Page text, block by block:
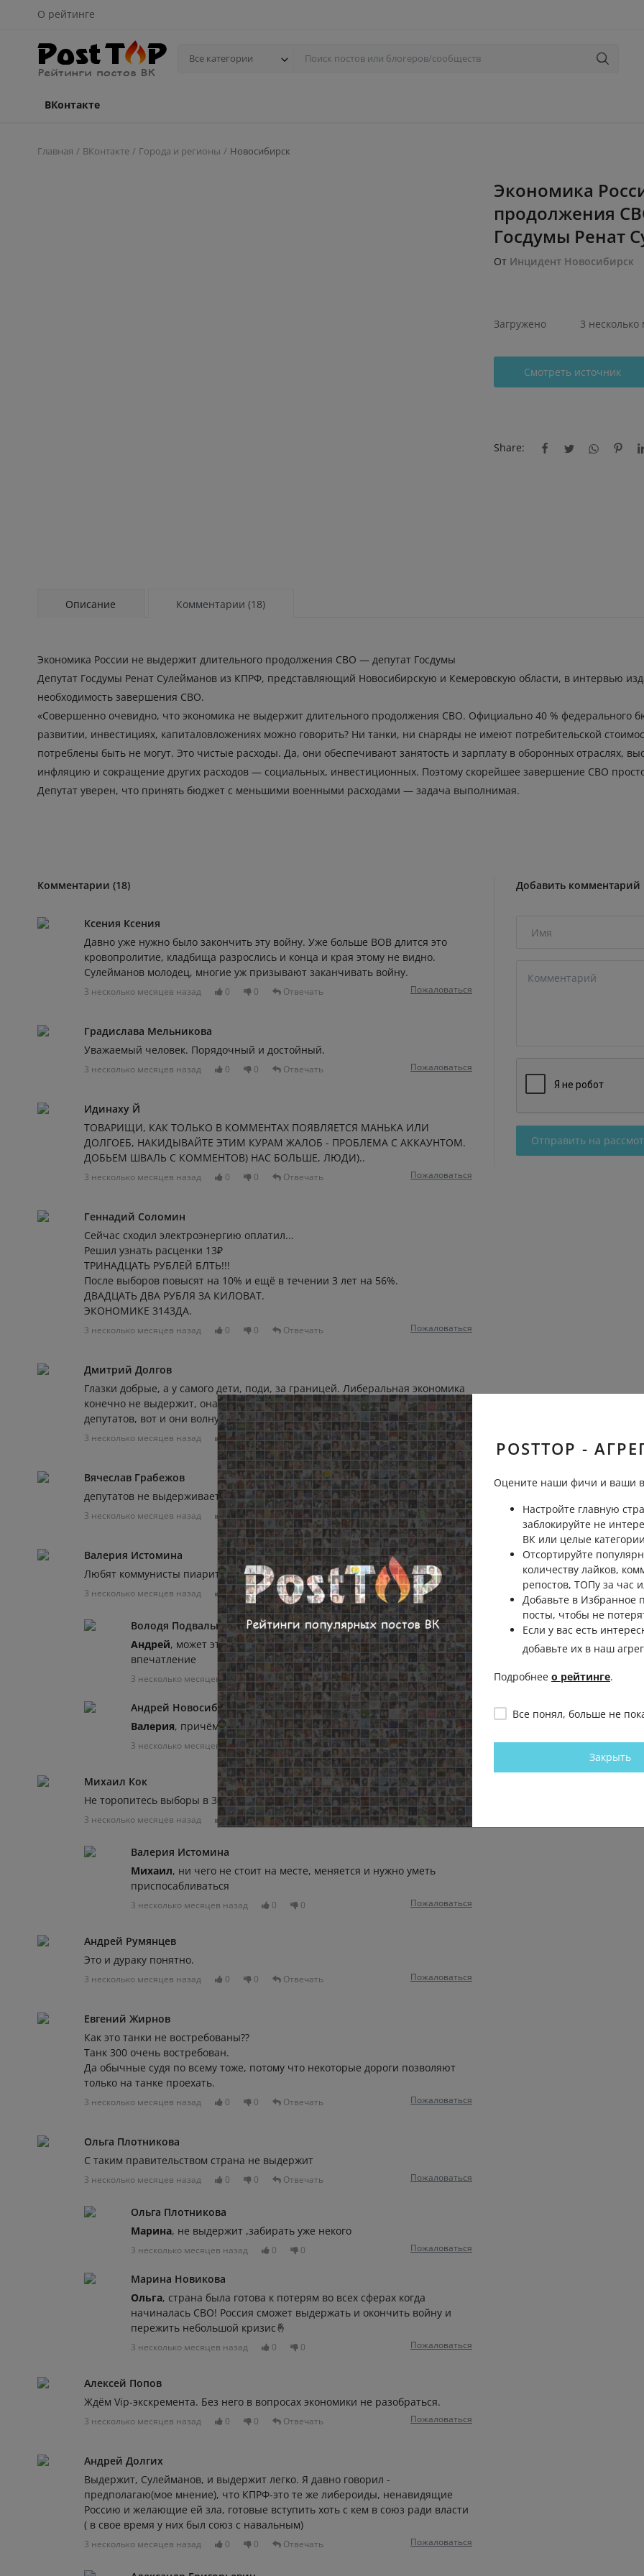
О рейтинге
Все категории
ВКонтакте
Главная ВКонтакте Города и регионы Новосибирск
Экономика
продолжения
Госдумы Ренат
От Инцидент Новосибирск
Загружено 3
Смотреть источник
Share:
Описание Комментарии (18)
Экономика России не выдержит длительного продолжения СВО — депутат Госдумы
Депутат Госдумы Ренат Сулейманов из КПРФ, представляющий Новосибирскую и Кемеровскую области, в интервью
необходимость завершения СВО.
«Совершенно очевидно, что экономика не выдержит длительного продолжения СВО. Официально 40 % федерального
развитии, инвестициях, капиталовложениях можно говорить? Ни танки, ни снаряды не имеют потребительской
потреблены быть не могут. Это чистые расходы. Да, они обеспечивают занятость и зарплату в оборонных отраслях,
инфляцию и сокращение других расходов — социальных, инвестиционных. Поэтому скорейшее завершение СВО
Депутат уверен, что принять бюджет с меньшими военными расходами — задача выполнимая.
Комментарии (18)
Ксения Ксения
Давно уже нужно было закончить эту войну. Уже больше ВОВ длится это
кровопролитие, кладбища разрослись и конца и края этому не видно.
Сулейманов молодец, многие уж призывают заканчивать войну.
3 несколько месяцев назад 0 0 Отвечать Пожаловаться
Градислава Мельникова
Уважаемый человек. Порядочный и достойный.
3 несколько месяцев назад 0 0 Отвечать Пожаловаться
Идинаху Й
ТОВАРИЩИ, КАК ТОЛЬКО В КОММЕНТАХ ПОЯВЛЯЕТСЯ МАНЬКА ИЛИ
ДОЛГОЕБ, НАКИДЫВАЙТЕ ЭТИМ КУРАМ ЖАЛОБ - ПРОБЛЕМА С АККАУНТОМ.
ДОБЬЕМ ШВАЛЬ С КОММЕНТОВ) НАС БОЛЬШЕ, ЛЮДИ)..
3 несколько месяцев назад 0 0 Отвечать Пожаловаться
Геннадий Соломин
Сейчас сходил электроэнергию оплатил...
Решил узнать расценки 13₽
ТРИНАДЦАТЬ РУБЛЕЙ БЛТЬ!!!
После выборов повысят на 10% и ещё в течении 3 лет на 56%.
ДВАДЦАТЬ ДВА РУБЛЯ ЗА КИЛОВАТ.
ЭКОНОМИКЕ 3143ДА.
3 несколько месяцев назад 0 0 Отвечать Пожаловаться
Дмитрий Долгов
Глазки добрые, а у самого дети, поди, за границей. Либеральная экономика
конечно не выдержит, она создавалась как сырьевая база для таких вот
депутатов, вот и они волнуются
3 несколько месяцев назад 0 0 Отвечать Пожаловаться
Вячеслав Грабежов
депутатов не выдерживает экономика России
3 несколько месяцев назад 0 0 Отвечать Пожаловаться
Валерия Истомина
Любят коммунисты пиариться на пустом месте или за чужой счет
3 несколько месяцев назад 0 0 Отвечать Пожаловаться
Володя Подвальный
Андрей, может это конкретно у тебя? Вот и создаётся ложное
впечатление
3 несколько месяцев назад 0 Пожаловаться
Андрей Новосибирск
Валерия, причём тут пиар, если экономика в... опе
3 несколько месяцев назад 0 0 Пожаловаться
Михаил Кок
Не торопитесь выборы в 30году, к ним ещё что нибудь прикрутят
3 несколько месяцев назад 0 0 Отвечать Пожаловаться
Валерия Истомина
Михаил, ни чего не стоит на месте, меняется и нужно уметь
приспосабливаться
3 несколько месяцев назад 0 0 Пожаловаться
Андрей Румянцев
Это и дураку понятно.
3 несколько месяцев назад 0 0 Отвечать Пожаловаться
Евгений Жирнов
Как это танки не востребованы??
Танк 300 очень востребован.
Да обычные судя по всему тоже, потому что некоторые дороги позволяют
только на танке проехать.
3 несколько месяцев назад 0 0 Отвечать Пожаловаться
Ольга Плотникова
С таким правительством страна не выдержит
3 несколько месяцев назад 0 0 Отвечать Пожаловаться
Ольга Плотникова
Марина, не выдержит ,забирать уже некого
3 несколько месяцев назад 0 0 Пожаловаться
Марина Новикова
Ольга, страна была готова к потерям во всех сферах когда
начиналась СВО! Россия сможет выдержать и окончить войну и
пережить небольшой кризис🤞
3 несколько месяцев назад 0 0 Пожаловаться
Алексей Попов
Ждём Vip-экскремента. Без него в вопросах экономики не разобраться.
3 несколько месяцев назад 0 0 Отвечать Пожаловаться
Андрей Долгих
Выдержит, Сулейманов, и выдержит легко. Я давно говорил -
предполагаю(мое мнение), что КПРФ-это те же либероиды, ненавидящие
Россию и желающие ей зла, готовые вступить хоть с кем в союз ради власти
( в свое время у них был союз с навальным)
3 несколько месяцев назад 0 0 Отвечать Пожаловаться
Добавить комментарий
Отправить на
POSTTOP -
Оцените наши фичи и ваши
Настройте главную
заблокируйте не
ВК или целые
Отсортируйте
количеству лайков,
репостов, ТОПу за час
Добавьте в Избранное
посты, чтобы не
Если у вас есть
добавьте их в наш
Подробнее о рейтинге.
Все понял, больше не
Закрыть